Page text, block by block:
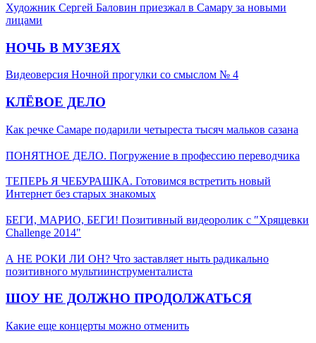
Художник Сергей Баловин приезжал в Самару за новыми
лицами
НОЧЬ В МУЗЕЯХ
Видеоверсия Ночной прогулки со смыслом № 4
КЛЁВОЕ ДЕЛО
Как речке Самаре подарили четыреста тысяч мальков сазана
ПОНЯТНОЕ ДЕЛО. Погружение в профессию переводчика
ТЕПЕРЬ Я ЧЕБУРАШКА. Готовимся встретить новый
Интернет без старых знакомых
БЕГИ, МАРИО, БЕГИ! Позитивный видеоролик с ″Хрящевки
Challenge 2014"
А НЕ РОКИ ЛИ ОН? Что заставляет ныть радикально
позитивного мультиинструменталиста
ШОУ НЕ ДОЛЖНО ПРОДОЛЖАТЬСЯ
Какие еще концерты можно отменить